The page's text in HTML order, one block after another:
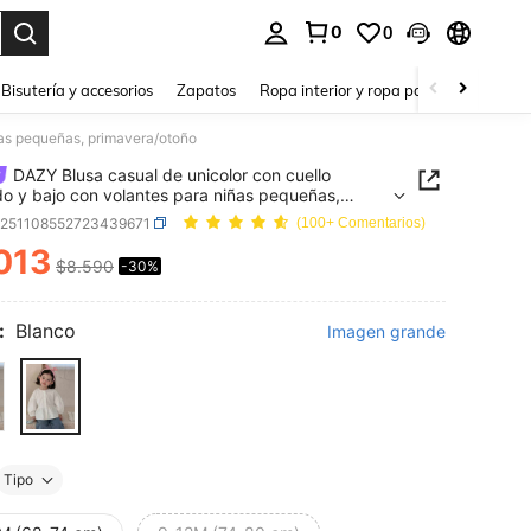
0 0
Bisutería y accesorios Zapatos Ropa interior y ropa para dormir
pequeñas, primavera/otoño
DAZY Blusa casual de unicolor con cuello
y bajo con volantes para niñas pequeñas,
otoño
(100+ Comentarios)
AND AVAILABILITY
$8.590 -30%
Blanco Imagen grande
Tipo